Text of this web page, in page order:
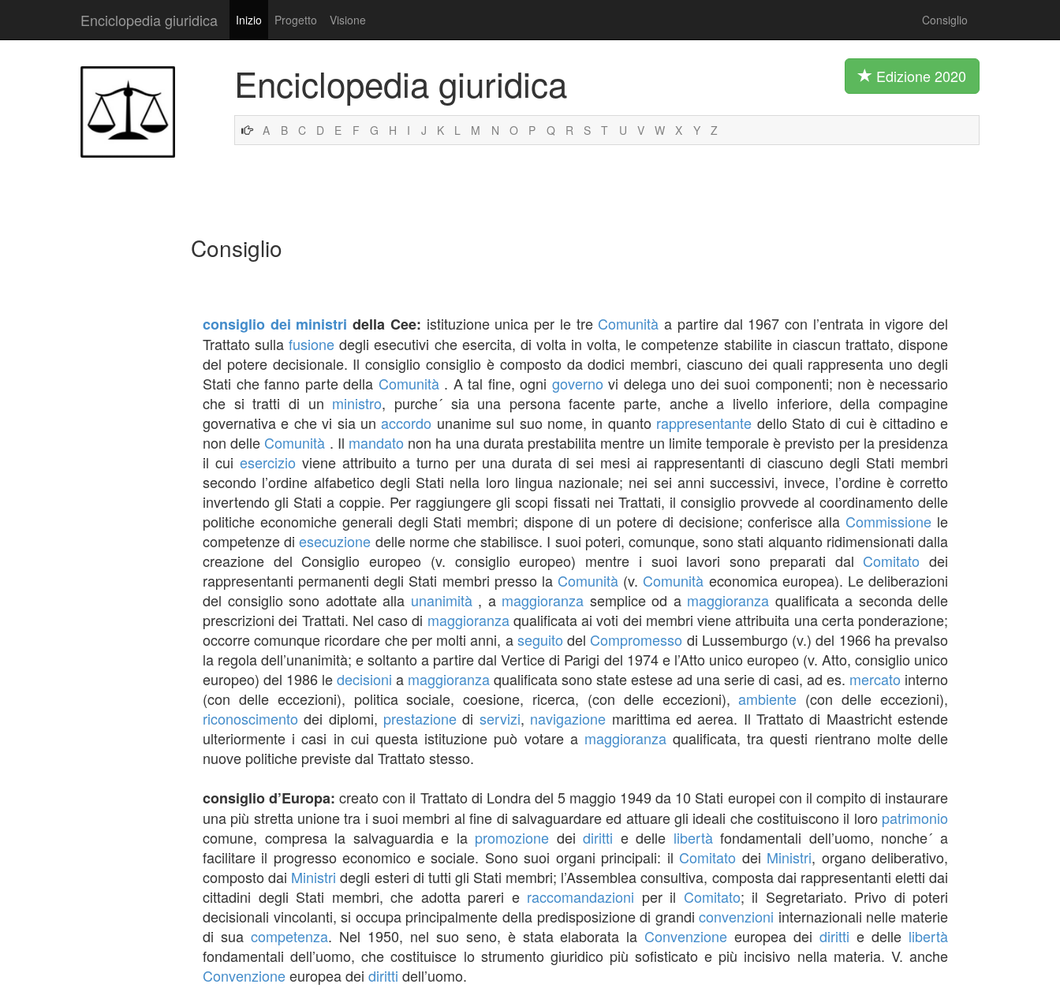
Enciclopedia giuridica Inizio Progetto Visione Consiglio
Enciclopedia giuridica Edizione 2020
A B C D E F G H I J K L M N O P Q R S T U V W X Y Z
Consiglio
consiglio dei ministri della Cee: istituzione unica per le tre Comunità a partire dal 1967 con l’entrata in vigore del
Trattato sullafusione degli esecutivi che esercita, di volta in volta, le competenze stabilite in ciascun trattato, dispone
del potere decisionale. Il consiglio consiglio è composto da dodici membri, ciascuno dei quali rappresenta uno degli
Stati che fanno parte della Comunità. A tal fine, ogni governo vi delega uno dei suoi componenti; non è necessario
che si tratti di un ministro, purche´ sia una persona facente parte, anche a livello inferiore, della compagine
governativa e che vi sia unaccordo unanime sul suo nome, in quanto rappresentante dello Stato di cui è cittadino e
non delle Comunità . Il mandato non ha una durata prestabilita mentre un limite temporale è previsto per la presidenza
il cui esercizio viene attribuito a turno per una durata di sei mesi ai rappresentanti di ciascuno degli Stati membri
secondo l’ordine alfabetico degli Stati nella loro lingua nazionale; nei sei anni successivi, invece, l’ordine è corretto
invertendo gli Stati a coppie. Per raggiungere gli scopi fissati nei Trattati, il consiglio provvede al coordinamento delle
politiche economiche generali degli Stati membri; dispone di un potere di decisione; conferisce alla Commissione le
competenze diesecuzione delle norme che stabilisce. I suoi poteri, comunque, sono stati alquanto ridimensionati dalla
creazione del Consiglio europeo (v. consiglio europeo) mentre i suoi lavori sono preparati dal Comitato dei
rappresentanti permanenti degli Stati membri presso la Comunità (v. Comunità economica europea). Le deliberazioni
del consiglio sono adottate alla unanimità, a maggioranza semplice od a maggioranza qualificata a seconda delle
prescrizioni dei Trattati. Nel caso di maggioranzaqualificata ai voti dei membri viene attribuita una certa ponderazione;
occorre comunque ricordare che per molti anni, aseguito del Compromesso di Lussemburgo (v.) del 1966 ha prevalso
la regola dell’unanimità; e soltanto a partire dal Vertice di Parigi del 1974 e l’Atto unico europeo (v. Atto, consiglio unico
europeo) del 1986 ledecisioni a maggioranzaqualificata sono state estese ad una serie di casi, ad es. mercato interno
(con delle eccezioni), politica sociale, coesione, ricerca, (con delle eccezioni),ambiente (con delle eccezioni),
riconoscimento dei diplomi, prestazione di servizi, navigazione marittima ed aerea. Il Trattato di Maastricht estende
ulteriormente i casi in cui questa istituzione può votare a maggioranzaqualificata, tra questi rientrano molte delle
nuove politiche previste dal Trattato stesso.
consiglio d’Europa:creato con il Trattato di Londra del 5 maggio 1949 da 10 Stati europei con il compito di instaurare
una più stretta unione tra i suoi membri al fine di salvaguardare ed attuare gli ideali che costituiscono il loro patrimonio
comune, compresa la salvaguardia e la promozione deidiritti e delle libertàfondamentali dell’uomo, nonche´ a
facilitare il progresso economico e sociale. Sono suoi organi principali: il Comitato dei Ministri, organo deliberativo,
composto dai Ministri degli esteri di tutti gli Stati membri; l’Assemblea consultiva, composta dai rappresentanti eletti dai
cittadini degli Stati membri, che adotta pareri e raccomandazioni per il Comitato; il Segretariato. Privo di poteri
decisionali vincolanti, si occupa principalmente della predisposizione di grandiconvenzioni internazionali nelle materie
di sua competenza. Nel 1950, nel suo seno, è stata elaborata la Convenzione europea deidiritti e delle libertà
fondamentali dell’uomo, che costituisce lo strumento giuridico più sofisticato e più incisivo nella materia. V. anche
Convenzioneeuropea dei diritti dell’uomo.